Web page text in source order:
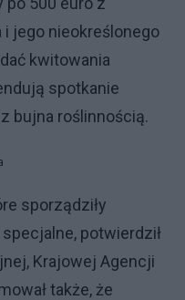
i jego nieokreślonego
kwitowania
spotkanie
bujna roślinnością.
sporządziły
potwierdził
Krajowej Agencji
także, że